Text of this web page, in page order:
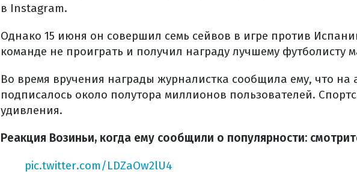
в Instagram.
Однако 15 июня он совершил семь сейвов в игре против
команде не проиграть и получил награду лучшему футболисту
Во время вручения награды журналистка сообщила ему, что на
подписалось около полутора миллионов пользователей.
удивления.
Реакция Возиньи, когда ему сообщили о популярности:
pic.twitter.com/LDZaOw2lU4